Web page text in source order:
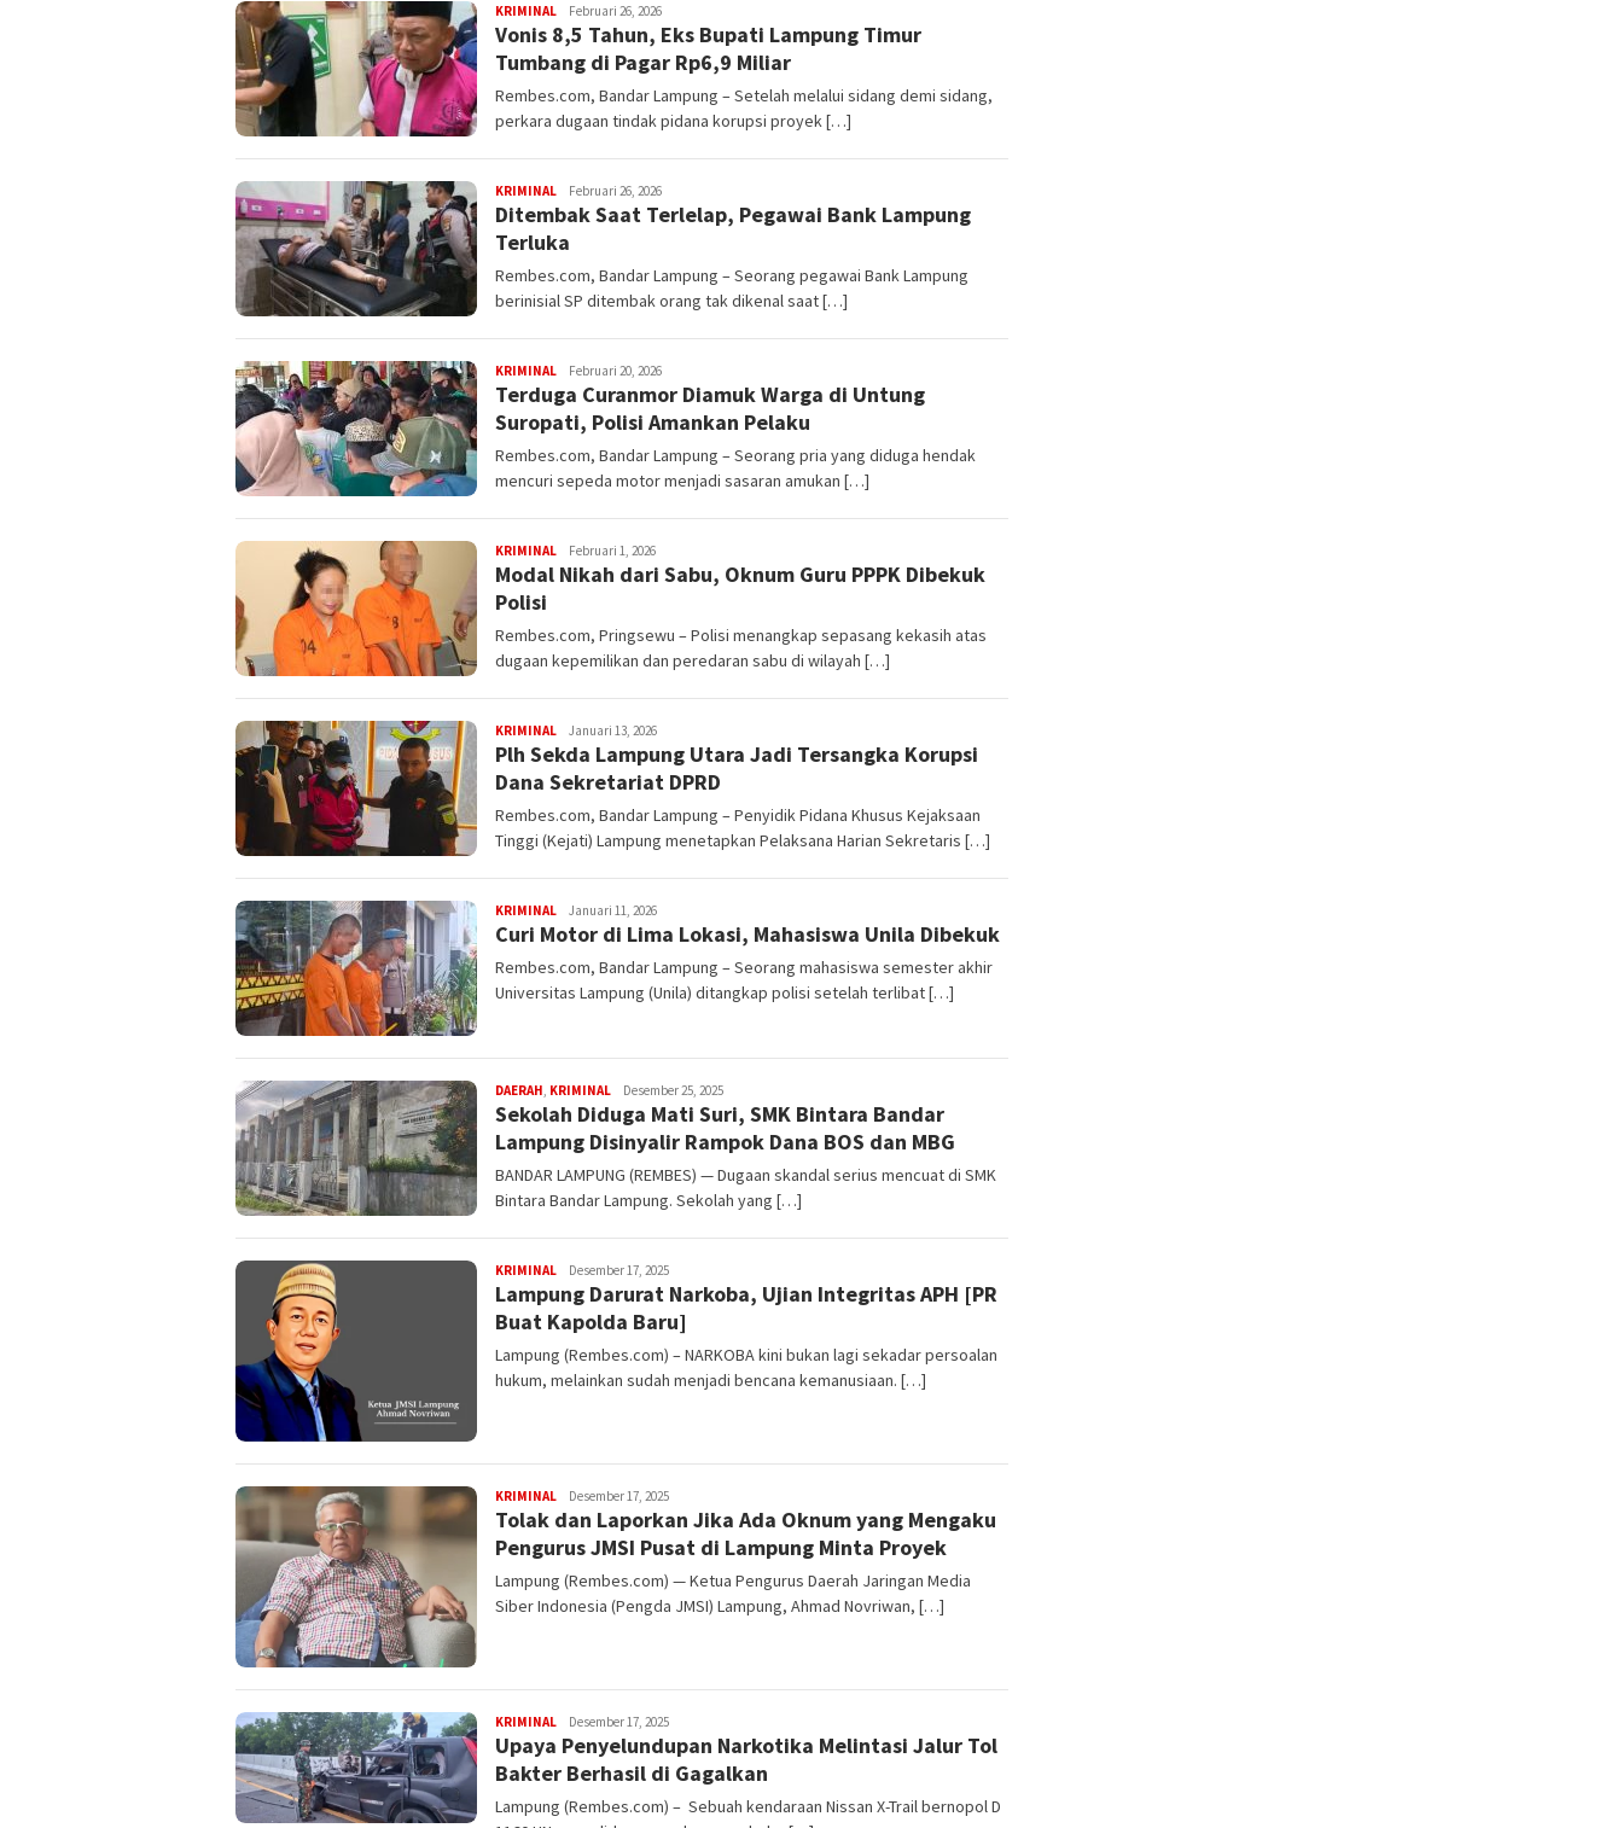
KRIMINALredaksi
rembes
Februari 26, 2026
Vonis 8,5 Tahun, Eks Bupati Lampung Timur
Tumbang di Pagar Rp6,9 Miliar
Rembes.com, Bandar Lampung – Setelah melalui sidang demi sidang,
perkara dugaan tindak pidana korupsi proyek […]
KRIMINALredaksi
rembes
Februari 26, 2026
Ditembak Saat Terlelap, Pegawai Bank Lampung
Terluka
Rembes.com, Bandar Lampung – Seorang pegawai Bank Lampung
berinisial SP ditembak orang tak dikenal saat […]
KRIMINALredaksi
rembes
Februari 20, 2026
Terduga Curanmor Diamuk Warga di Untung
Suropati, Polisi Amankan Pelaku
Rembes.com, Bandar Lampung – Seorang pria yang diduga hendak
mencuri sepeda motor menjadi sasaran amukan […]
KRIMINALredaksi
rembes
Februari 1, 2026
Modal Nikah dari Sabu, Oknum Guru PPPK Dibekuk
Polisi
Rembes.com, Pringsewu – Polisi menangkap sepasang kekasih atas
dugaan kepemilikan dan peredaran sabu di wilayah […]
KRIMINALredaksi
rembes
Januari 13, 2026
Plh Sekda Lampung Utara Jadi Tersangka Korupsi
Dana Sekretariat DPRD
Rembes.com, Bandar Lampung – Penyidik Pidana Khusus Kejaksaan
Tinggi (Kejati) Lampung menetapkan Pelaksana Harian Sekretaris […]
KRIMINALredaksi
rembes
Januari 11, 2026
Curi Motor di Lima Lokasi, Mahasiswa Unila Dibekuk
Rembes.com, Bandar Lampung – Seorang mahasiswa semester akhir
Universitas Lampung (Unila) ditangkap polisi setelah terlibat […]
DAERAH, KRIMINALredaksi
rembes
Desember 25, 2025
Sekolah Diduga Mati Suri, SMK Bintara Bandar
Lampung Disinyalir Rampok Dana BOS dan MBG
BANDAR LAMPUNG (REMBES) — Dugaan skandal serius mencuat di SMK
Bintara Bandar Lampung. Sekolah yang […]
KRIMINALredaksi
rembes
Desember 17, 2025
Lampung Darurat Narkoba, Ujian Integritas APH [PR
Buat Kapolda Baru]
Lampung (Rembes.com) – NARKOBA kini bukan lagi sekadar persoalan
hukum, melainkan sudah menjadi bencana kemanusiaan. […]
KRIMINALredaksi
rembes
Desember 17, 2025
Tolak dan Laporkan Jika Ada Oknum yang Mengaku
Pengurus JMSI Pusat di Lampung Minta Proyek
Lampung (Rembes.com) — Ketua Pengurus Daerah Jaringan Media
Siber Indonesia (Pengda JMSI) Lampung, Ahmad Novriwan, […]
KRIMINALredaksi
rembes
Desember 17, 2025
Upaya Penyelundupan Narkotika Melintasi Jalur Tol
Bakter Berhasil di Gagalkan
Lampung (Rembes.com) – Sebuah kendaraan Nissan X-Trail bernopol D